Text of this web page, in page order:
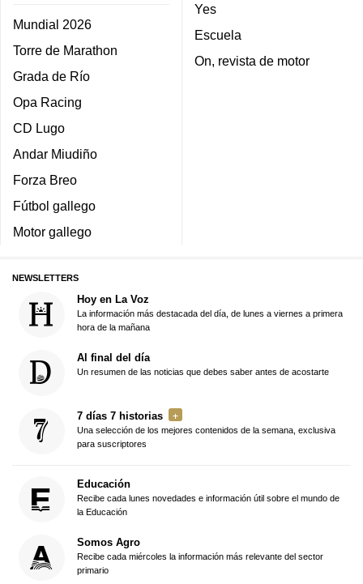
Mundial 2026
Torre de Marathon
Grada de Río
Opa Racing
CD Lugo
Andar Miudiño
Forza Breo
Fútbol gallego
Motor gallego
Yes
Escuela
On, revista de motor
NEWSLETTERS
Hoy en La Voz
La información más destacada del día, de lunes a viernes a primera
hora de la mañana
Al final del día
Un resumen de las noticias que debes saber antes de acostarte
7 días 7 historias
Una selección de los mejores contenidos de la semana, exclusiva
para suscriptores
Educación
Recibe cada lunes novedades e información útil sobre el mundo de
la Educación
Somos Agro
Recibe cada miércoles la información más relevante del sector
primario